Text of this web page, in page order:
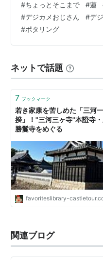
す。矢作川の美矢井橋を
からは南西に進めばすぐ
名なお寺で、自宅から片
お堀のハスからハスに咲
ことを書いていますが、
#ちょっとそこまで #蓮
#デジカメおじさん #デ
#ポタリング
ネットで話題
7 ブックマーク
若き家康を苦しめた「三河
揆」！"三河三ヶ寺"本證寺・
勝鬘寺をめぐる
favoriteslibrary-
関連ブログ